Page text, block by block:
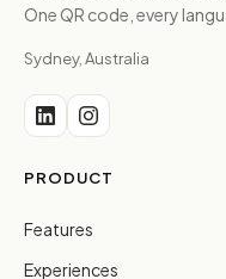
One QR code, every
Sydney, Australia
PRODUCT
Features
Experiences